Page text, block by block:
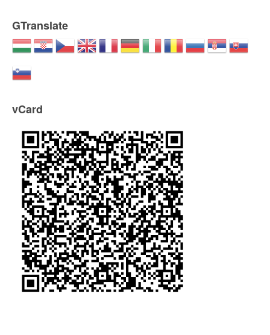
GTranslate
vCard